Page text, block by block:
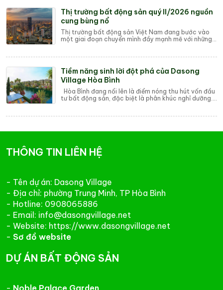
Thị trường bất động sản quý II/2026 nguồn
cung bùng nổ
Thị trường bất động sản Việt Nam đang bước vào
một giai đoạn chuyển mình đầy mạnh mẽ với những
Tiềm năng sinh lời đột phá của Dasong
Village Hòa Bình
Hòa Bình đang nổi lên là điểm nóng thu hút vốn đầu
tư bất động sản, đặc biệt là phân khúc nghỉ dưỡng.
THÔNG TIN LIÊN HỆ
- Tên dự án: Dasong Village
- Địa chỉ: phường Trung Minh, TP Hòa Bình
- Hotline: 0908065886
- Email: info@dasongvillage.net
- Website: https://www.dasongvillage.net
- Sơ đồ website
DỰ ÁN BẤT ĐỘNG SẢN